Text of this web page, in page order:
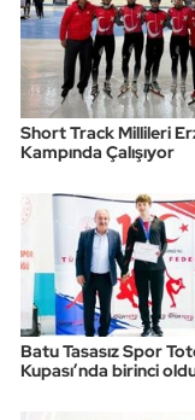
Short Track Millileri
Kampında Çalışıyor
Batu Tasasız Spor
Kupası’nda birinci
Triatlon
Voleybol
Vücut
Wushu
Yelken
Yüzme